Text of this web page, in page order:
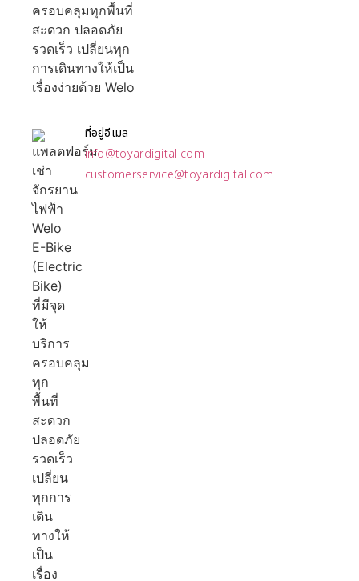
ที่อยู่อีเมล
info@toyardigital.com
customerservice@toyardigital.com